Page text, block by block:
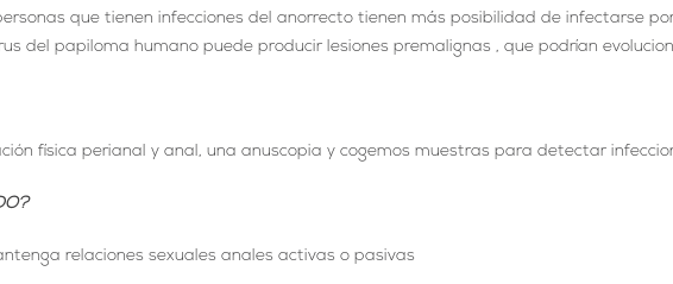
que tienen infecciones del anorrecto tienen más posibilidad de infectarse
del papiloma humano puede producir lesiones premalignas , que podrían
física perianal y anal, una anuscopia y cogemos muestras para detectar
relaciones sexuales anales activas o pasivas